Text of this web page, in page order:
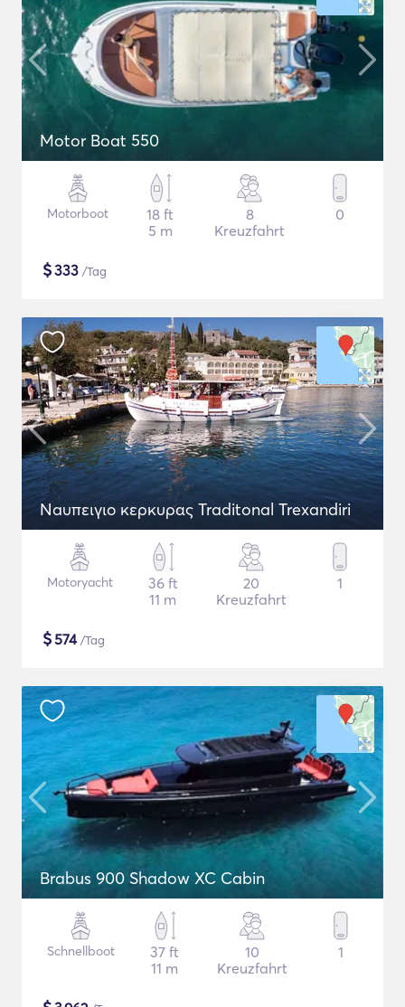
Motor Boat 550
Motorboot
18 ft
5 m
8
Kreuzfahrt
0
$333 /Tag
Naυπειγιο κερκυρας Traditonal Trexandiri
Motoryacht
36 ft
11 m
20
Kreuzfahrt
1
$574/Tag
Brabus 900 Shadow XC Cabin
Schnellboot
37 ft
11 m
10
Kreuzfahrt
1